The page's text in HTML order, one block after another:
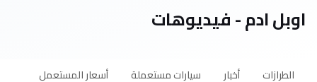
اوبل ادم - فيديوهات
الطرازات أخبار سيارات مستعملة أسعار المستعمل